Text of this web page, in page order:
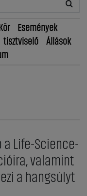
Események
tisztviselő
Állások
a Life-Science-
valamint
a hangsúlyt